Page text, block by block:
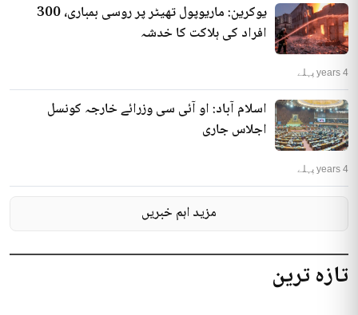
تازہ ترین
یوکرین: ماریوپول تھیٹر پر روسی بمباری، 300
افراد کی ہلاکت کا خدشہ
4 years پہلے
اسلام آباد: او آئی سی وزرائے خارجہ کونسل
اجلاس جاری
4 years پہلے
مزید اہم خبریں